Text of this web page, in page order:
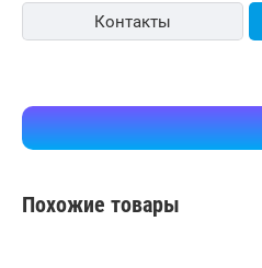
Контакты
Похожие товары